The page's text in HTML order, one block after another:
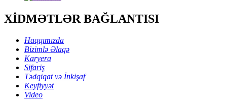
XİDMƏTLƏR BAĞLANTISI
Haqqımızda
Bizimlə Əlaqə
Karyera
Sifariş
Tədqiqat və İnkişaf
Keyfiyyət
Video